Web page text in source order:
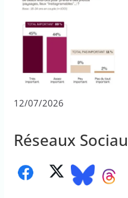
12/07/2026
Réseaux